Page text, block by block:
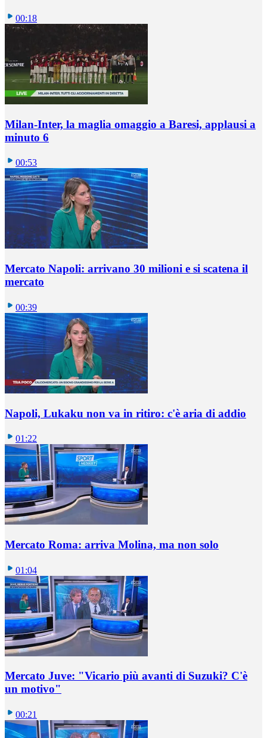
00:18
Milan-Inter, la maglia omaggio a Baresi, applausi a
minuto 6
00:53
Mercato Napoli: arrivano 30 milioni e si scatena il
mercato
00:39
Napoli, Lukaku non va in ritiro: c'è aria di addio
01:22
Mercato Roma: arriva Molina, ma non solo
01:04
Mercato Juve: "Vicario più avanti di Suzuki? C'è
un motivo"
00:21